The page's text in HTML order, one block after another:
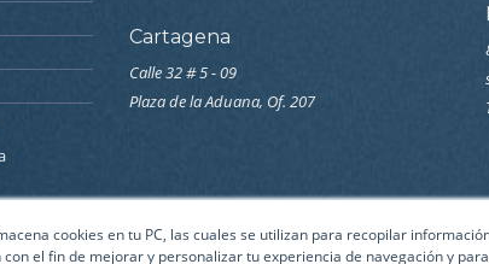
cookies en tu PC, las cuales se utilizan para recopilar
el fin de mejorar y personalizar tu experiencia de navegación y
Cartagena
Calle 32 # 5 - 09
Plaza de la Aduana, Of. 207